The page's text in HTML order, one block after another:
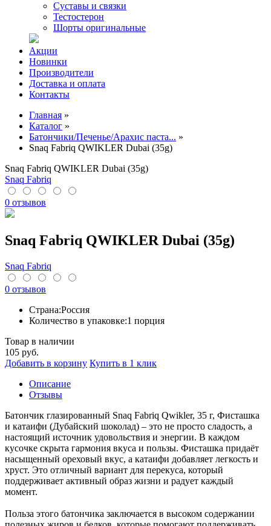
Суставы и связки
Тестостерон
Шорты оригинальные
Акции
Новинки
Производители
Доставка и оплата
Контакты
Главная »
Каталог »
Батончики/Печенье/Арахис паста... »
Snaq Fabriq QWIKLER Dubai (35g)
Snaq Fabriq QWIKLER Dubai (35g)
Snaq Fabriq
0 отзывов
Snaq Fabriq QWIKLER Dubai (35g)
Snaq Fabriq
0 отзывов
Страна:Россия
Количество в упаковке:1 порция
Товар в наличии
105 руб.
Добавить в корзину Купить в 1 клик
Описание
Отзывы
Батончик глазированный Snaq Fabriq Qwikler, 35 г, Фисташка
и катаифи (Дубайский шоколад) – это не просто сладость, а
настоящий источник удовольствия и энергии. В каждом
кусочке скрыта гармония вкуса и пользы. Фисташка придаёт
насыщенный ореховый вкус, а катаифи добавляет легкость и
хруст. Это отличный вариант для перекуса, который
поддерживает активный образ жизни и радует каждый
момент.
Польза этого батончика заключается в высоком содержании